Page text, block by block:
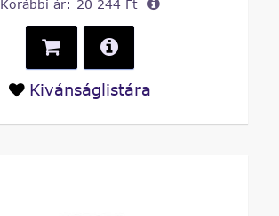
Korábbi ár: 20 244 Ft
Kivánságlistára